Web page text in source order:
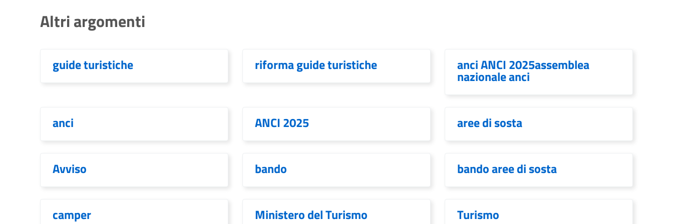
Altri argomenti
guide turistiche riforma guide turistiche anci ANCI 2025assemblea
nazionale anci
anci ANCI 2025 aree di sosta
Avviso bando bando aree di sosta
camper Ministero del Turismo Turismo